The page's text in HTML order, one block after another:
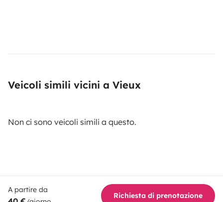
Veicoli simili vicini a Vieux
Non ci sono veicoli simili a questo.
A partire da
Richiesta di prenotazione